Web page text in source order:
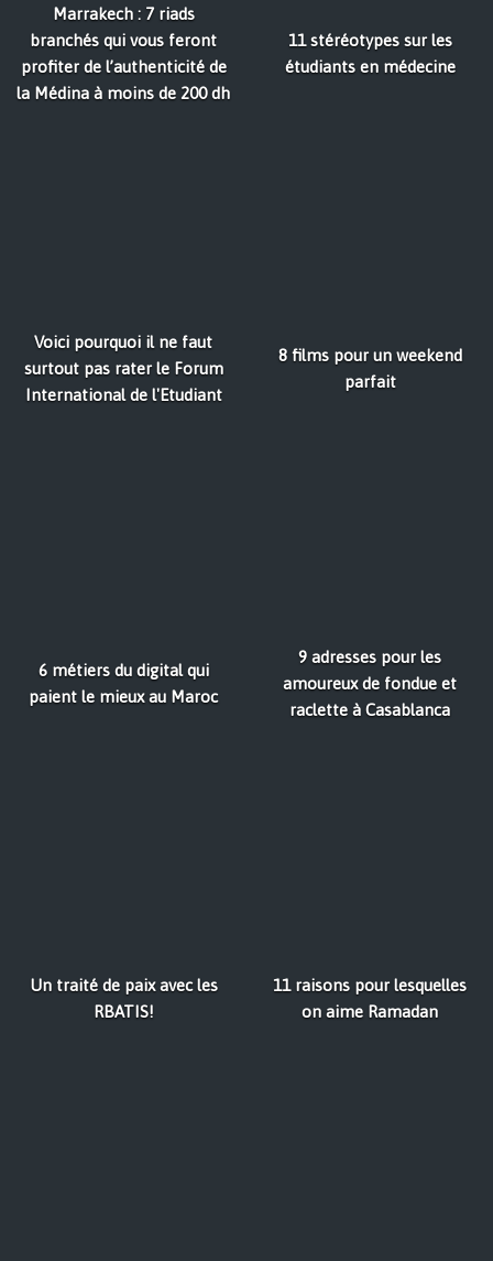
Marrakech : 7 riads
branchés qui vous feront
profiter de l’authenticité de
la Médina à moins de 200 dh
11 stéréotypes sur les
étudiants en médecine
Voici pourquoi il ne faut
surtout pas rater le Forum
International de l'Etudiant
8 films pour un weekend
parfait
6 métiers du digital qui
paient le mieux au Maroc
9 adresses pour les
amoureux de fondue et
raclette à Casablanca
Un traité de paix avec les
RBATIS!
11 raisons pour lesquelles
on aime Ramadan